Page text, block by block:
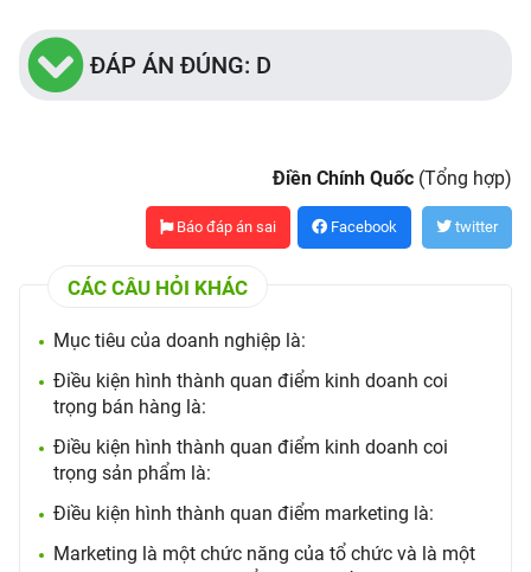
ĐÁP ÁN ĐÚNG: D
Điền Chính Quốc (Tổng hợp)
Báo đáp án sai Facebook twitter
CÁC CÂU HỎI KHÁC
Mục tiêu của doanh nghiệp là:
Điều kiện hình thành quan điểm kinh doanh coi
trọng bán hàng là:
Điều kiện hình thành quan điểm kinh doanh coi
trọng sản phẩm là:
Điều kiện hình thành quan điểm marketing là:
Marketing là một chức năng của tổ chức và là một